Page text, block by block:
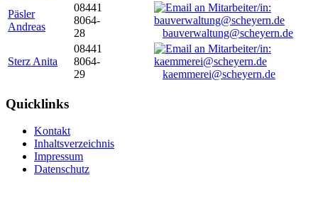
Päsler
Andreas
08441
8064-
28
bauverwaltung@scheyern.de
Sterz Anita
08441
8064-
29
kaemmerei@scheyern.de
Quicklinks
Kontakt
Inhaltsverzeichnis
Impressum
Datenschutz